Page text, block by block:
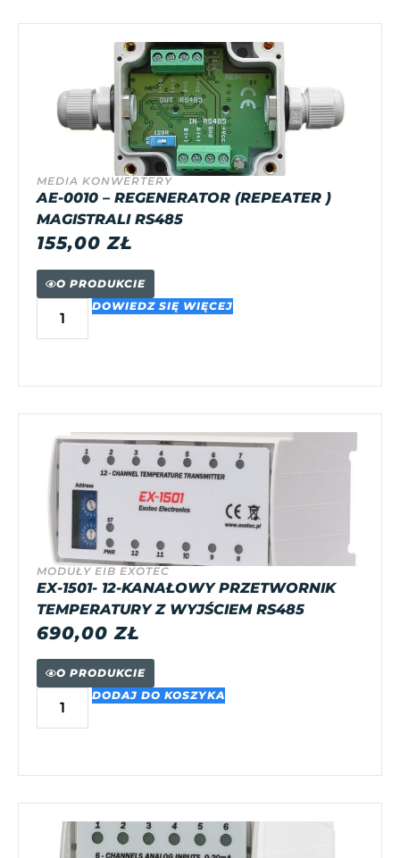
MEDIA KONWERTERY
AE-0010 – REGENERATOR (REPEATER )
MAGISTRALI RS485
155,00ZŁ
O PRODUKCIE
DOWIEDZ SIĘ WIĘCEJ
MODUŁY EIB EXOTEC
EX-1501- 12-KANAŁOWY PRZETWORNIK
TEMPERATURY Z WYJŚCIEM RS485
690,00ZŁ
O PRODUKCIE
DODAJ DO KOSZYKA